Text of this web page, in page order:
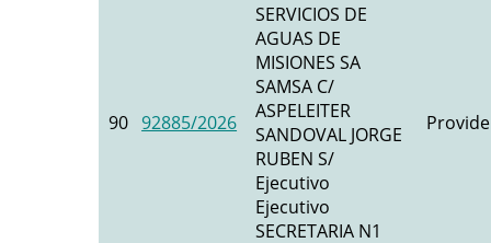
90 92885/2026
SERVICIOS DE
AGUAS DE
MISIONES SA
SAMSA C/
ASPELEITER
SANDOVAL JORGE
RUBEN S/
Ejecutivo
Ejecutivo
SECRETARIA N1